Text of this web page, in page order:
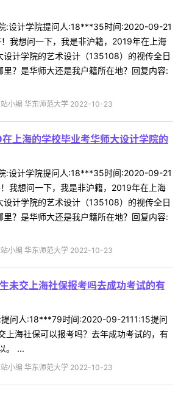
:设计学院提问人:18***35时间:2020-09-21
我想问一下，我是非沪籍，2019年在上海
设计学院的艺术设计（135108）的视传全日
？是华师大还是我户籍所在地？回复内容:
小编 华东师范大学 2022-10-23
上海的学校毕业考华师大设计学院的
:设计学院提问人:18***35时间:2020-09-21
我想问一下，我是非沪籍，2019年在上海
设计学院的艺术设计（135108）的视传全日
？是华师大还是我户籍所在地？回复内容:
小编 华东师范大学 2022-10-23
未交上海社保报考吗去成功考试的有
提问人:18***79时间:2020-09-2111:15提问
上海社保可以报考吗？去年成功考试的，有
。 ...
小编 华东师范大学 2022-10-23